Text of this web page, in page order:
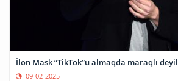
İlon Mask “TikTok”u almaqda maraqlı deyil
09-02-2025